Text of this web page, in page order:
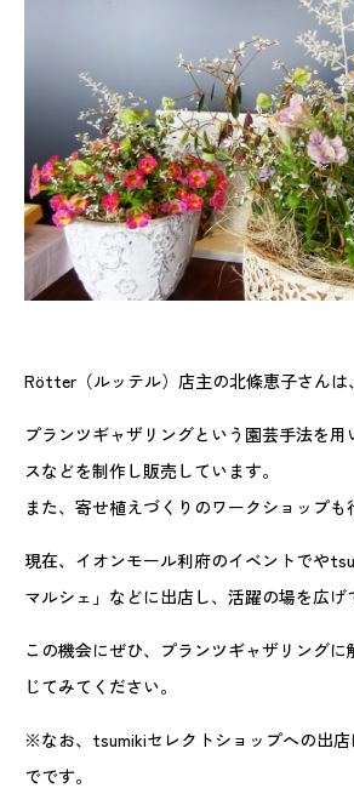
Rötter（ルッテル）店主の北條恵子さんは、
プランツギャザリングという園芸手法を
スなどを制作し販売しています。
また、寄せ植えづくりのワークショップも
現在、イオンモール利府のイベントでや
マルシェ」などに出店し、活躍の場を広げ
この機会にぜひ、プランツギャザリング
じてみてください。
※なお、tsumikiセレクトショップへの出店
でです。